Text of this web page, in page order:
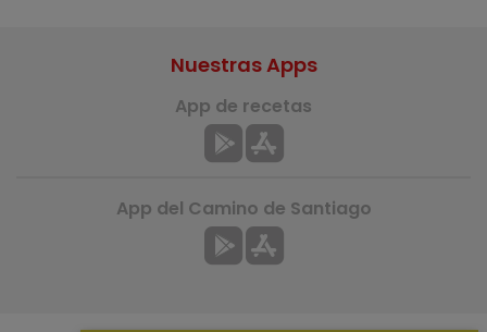
Nuestras Apps
App de recetas
App del Camino de Santiago